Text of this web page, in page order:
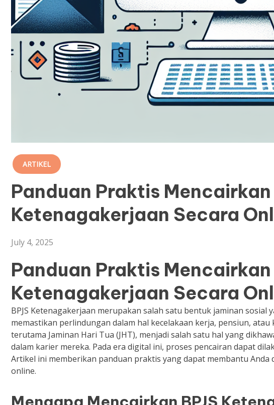
ARTIKEL
Panduan Praktis Mencairkan
Ketenagakerjaan Secara
July 4, 2025
Panduan Praktis Mencairkan
Ketenagakerjaan Secara
BPJS Ketenagakerjaan merupakan salah satu bentuk jaminan
memastikan perlindungan dalam hal kecelakaan kerja, pensiun, atau
terutama Jaminan Hari Tua (JHT), menjadi salah satu hal yang
dalam karier mereka. Pada era digital ini, proses pencairan dapat
Artikel ini memberikan panduan praktis yang dapat membantu Anda
online.